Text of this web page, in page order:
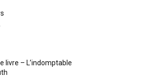
livre – L’indomptable